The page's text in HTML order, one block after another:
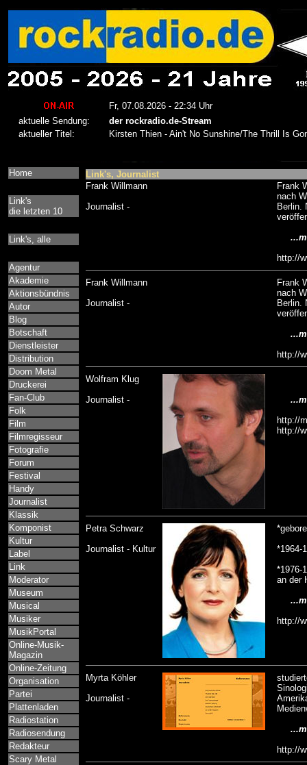
Home
Link's
die letzten 10
Link's, alle
Agentur
Akademie
Aktionsbündnis
Autor
Blog
Botschaft
Dienstleister
Distribution
Doom Metal
Druckerei
Fan-Club
Folk
Film
Filmregisseur
Fotografie
Forum
Festival
Handy
Journalist
Klassik
Komponist
Kultur
Label
Link
Moderator
Museum
Musical
Musiker
MusikPortal
Online-Musik-
Magazin
Online-Zeitung
Organisation
Partei
Plattenladen
Radiostation
Radiosendung
Redakteur
Scary Metal
Link's, Journalist
Frank Willmann
Journalist -
Frank
nach
Berlin.
http://
Frank Willmann
Journalist -
Frank
nach
Berlin.
http://
Wolfram Klug
Journalist -
http://
http://
Petra Schwarz
Journalist - Kultur
*1964-
*1976-
an der
http://
Myrta Köhler
Journalist -
http://